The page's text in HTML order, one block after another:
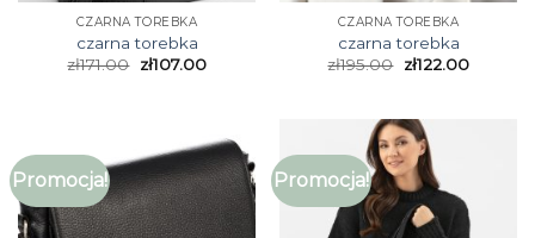
CZARNA TOREBKA
czarna torebka
zł171.00 zł107.00
CZARNA TOREBKA
czarna torebka
zł195.00 zł122.00
Promocja! Promocja!